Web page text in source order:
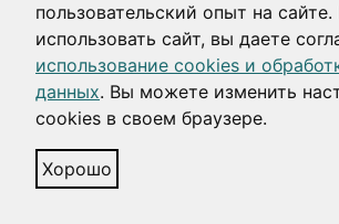
Госсектор UX-дизайн
Аутсорс
Массовый
Мобильный
пользовательский опыт на
использовать сайт, вы даете
использование cookies и
данных. Вы можете изменить
cookies в своем браузере.
Хорошо